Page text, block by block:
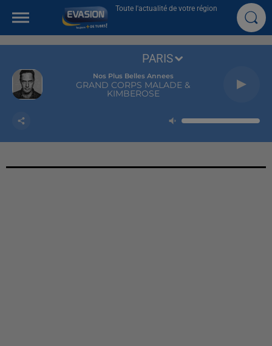
Toute l'actualité de votre région
Nos Plus Belles Annees
GRAND CORPS MALADE &
KIMBEROSE
PARIS